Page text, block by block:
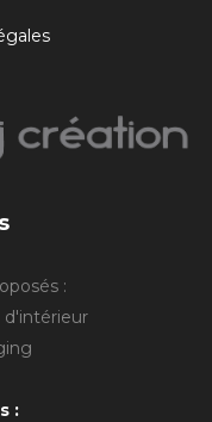
:
d'intérieur
: